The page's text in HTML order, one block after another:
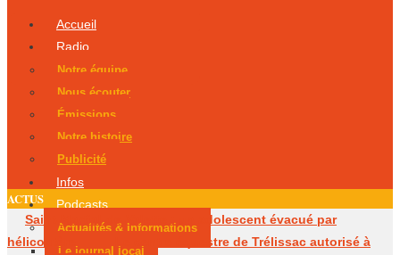
Accueil
Radio
Notre équipe
Nous écouter
Émissions
Notre histoire
Publicité
Infos
Podcasts
Actualités & Informations
Le journal local
ACTUS
Saint-Martial-de-Valette : un adolescent évacué par
hélicoptère
Le centre équestre de Trélissac autorisé à